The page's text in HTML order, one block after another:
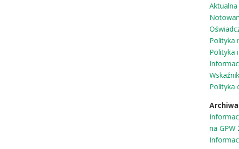
Polityka
Polityka
Polityka
na GPW